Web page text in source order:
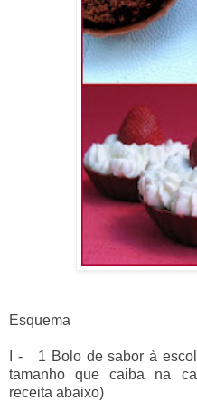
Esquema
I - 1 Bolo de sabor à
tamanho que caiba na
receita abaixo)